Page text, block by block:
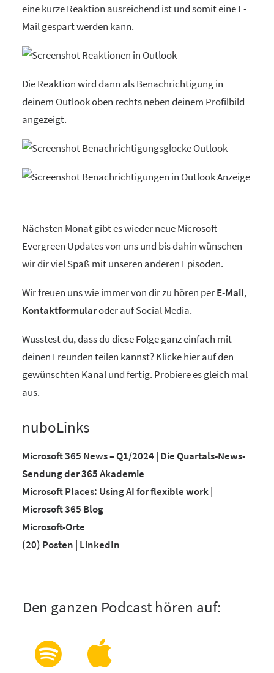
eine kurze Reaktion ausreichend ist und somit eine E-
Mail gespart werden kann.
Die Reaktion wird dann als Benachrichtigung in
deinem Outlook oben rechts neben deinem Profilbild
angezeigt.
Nächsten Monat gibt es wieder neue Microsoft
Evergreen Updates von uns und bis dahin wünschen
wir dir viel Spaß mit unseren anderen Episoden.
Wir freuen uns wie immer von dir zu hören perE-Mail,
Kontaktformularoder auf Social Media.
Wusstest du, dass du diese Folge ganz einfach mit
deinen Freunden teilen kannst? Klicke hier auf den
gewünschten Kanal und fertig. Probiere es gleich mal
aus.
nuboLinks
Microsoft 365 News – Q1/2024 | Die Quartals-News-
Sendung der 365 Akademie
Microsoft Places: Using AI for flexible work |
Microsoft 365 Blog
Microsoft-Orte
(20) Posten | LinkedIn
Den ganzen Podcast hören auf: